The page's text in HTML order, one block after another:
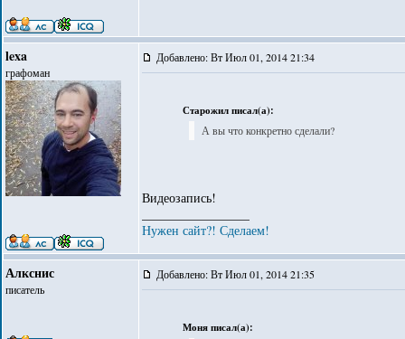
lexa
графоман
Добавлено: Вт Июл 01, 2014 21:34
Старожил писал(а):
А вы что конкретно сделали?
Видеозапись!
Нужен сайт?! Сделаем!
Алкснис
писатель
Добавлено: Вт Июл 01, 2014 21:35
Моня писал(а):